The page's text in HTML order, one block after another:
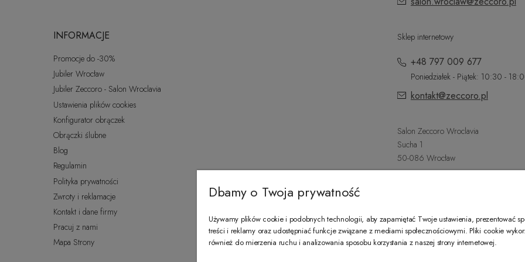
INFORMACJE
Promocje do -30%
Jubiler Wrocław
Jubiler Zeccoro - Salon Wroclavia
Ustawienia plików cookies
Konfigurator obrączek
Obrączki ślubne
Blog
Regulamin
Polityka prywatności
Zwroty i reklamacje
Kontakt i dane firmy
Pracuj z nami
Mapa Strony
Sklep internetowy
+48 797 009 677
Poniedziałek - Piątek: 10:30 -
kontakt@zeccoro.pl
Salon Zeccoro Wroclavia
Sucha 1
50-086 Wrocław
wroclavia@zeccoro.pl
Dbamy o Twoja prywatność
Używamy plików cookie i podobnych technologii, aby zapamiętać Twoje ustawienia, prezentować
treści i reklamy oraz udostępniać funkcje związane z mediami społecznościowymi. Pliki cookie
również do mierzenia ruchu i analizowania sposobu korzystania z naszej strony internetowej.